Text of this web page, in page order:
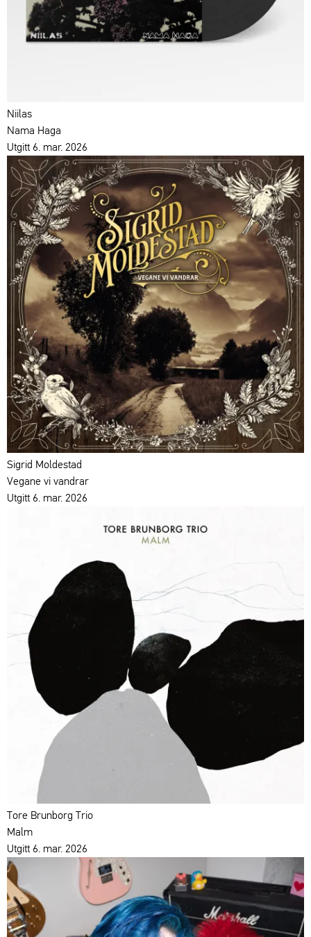
Niilas
Nama Haga
Utgitt 6. mar. 2026
Sigrid Moldestad
Vegane vi vandrar
Utgitt 6. mar. 2026
Tore Brunborg Trio
Malm
Utgitt 6. mar. 2026